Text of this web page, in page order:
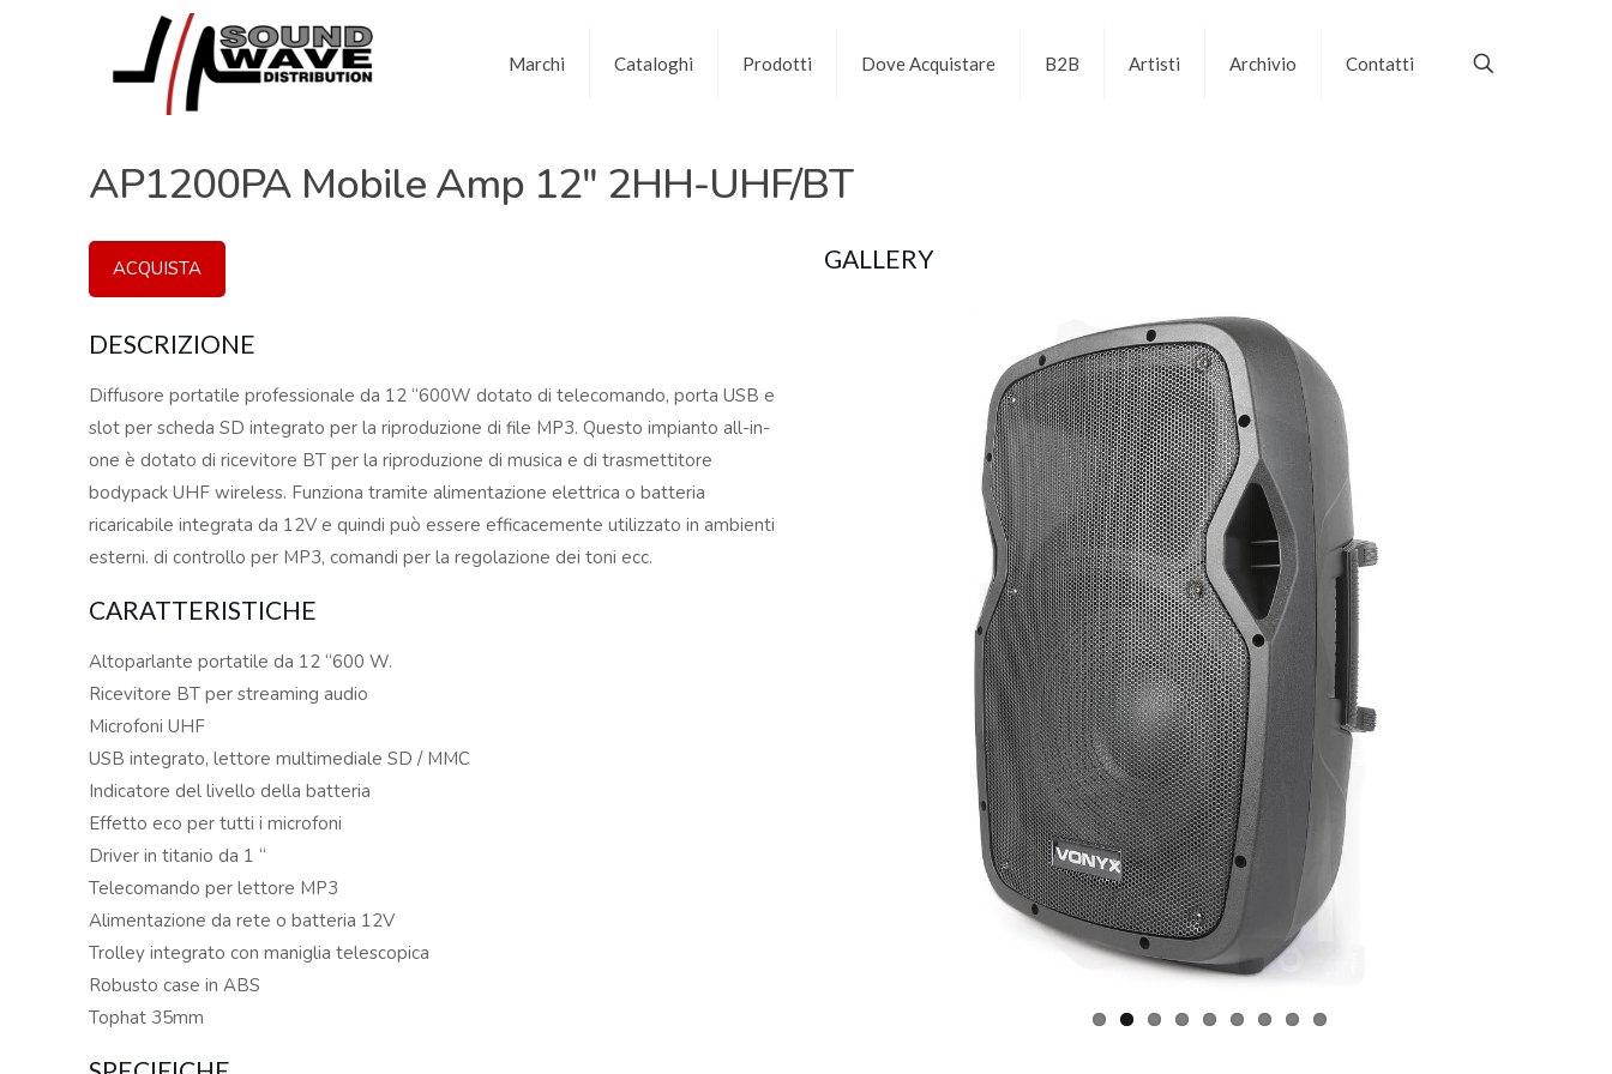
Marchi Cataloghi Prodotti Dove Acquistare B2B Artisti Archivio Contatti
AP1200PA Mobile Amp 12″ 2HH-UHF/BT
ACQUISTA
DESCRIZIONE
Diffusore portatile professionale da 12 “600W dotato di telecomando, porta USB e
slot per scheda SD integrato per la riproduzione di file MP3. Questo impianto all-in-
one è dotato di ricevitore BT per la riproduzione di musica e di trasmettitore
bodypack UHF wireless. Funziona tramite alimentazione elettrica o batteria
ricaricabile integrata da 12V e quindi può essere efficacemente utilizzato in ambienti
esterni. di controllo per MP3, comandi per la regolazione dei toni ecc.
CARATTERISTICHE
Altoparlante portatile da 12 “600 W.
Ricevitore BT per streaming audio
Microfoni UHF
USB integrato, lettore multimediale SD / MMC
Indicatore del livello della batteria
Effetto eco per tutti i microfoni
Driver in titanio da 1 “
Telecomando per lettore MP3
Alimentazione da rete o batteria 12V
Trolley integrato con maniglia telescopica
Robusto case in ABS
Tophat 35mm
GALLERY